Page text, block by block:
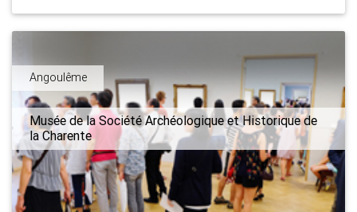
Angoulême
Musée de la Société Archéologique et Historique de
la Charente